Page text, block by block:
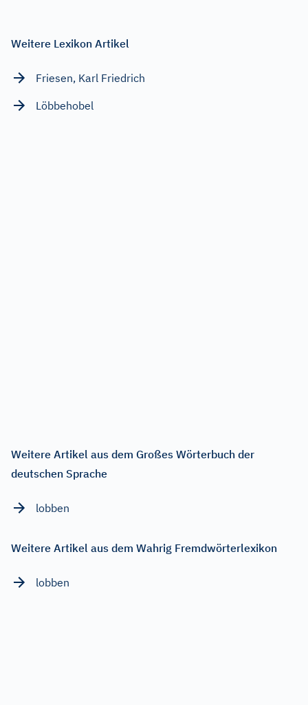
Weitere Lexikon Artikel
Friesen, Karl Friedrich
Löbbehobel
Weitere Artikel aus dem Großes Wörterbuch der
deutschen Sprache
lobben
Weitere Artikel aus dem Wahrig Fremdwörterlexikon
lobben